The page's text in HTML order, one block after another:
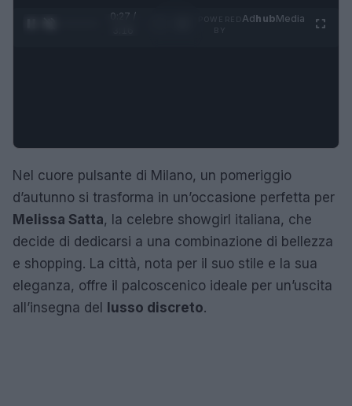
0:27 /
AdhubMedia
Nel cuore pulsante di Milano, un pomeriggio
d’autunno si trasforma in un’occasione perfetta per
Melissa Satta, la celebre showgirl italiana, che
decide di dedicarsi a una combinazione di bellezza
e shopping. La città, nota per il suo stile e la sua
eleganza, offre il palcoscenico ideale per un’uscita
all’insegna del lusso discreto.